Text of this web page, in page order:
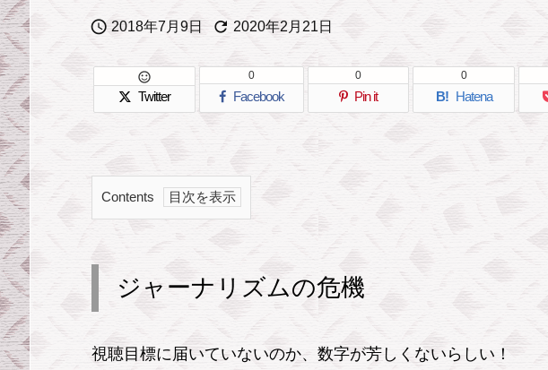
 2018年7月9日  2020年2月21日
Twitter

Facebook
0
Pin it
0
B! Hatena
0
Contents
1.
ャ
ー
リ
ジャーナリズムの危機
視聴目標に届いていないのか、数字が芳しくないらしい！